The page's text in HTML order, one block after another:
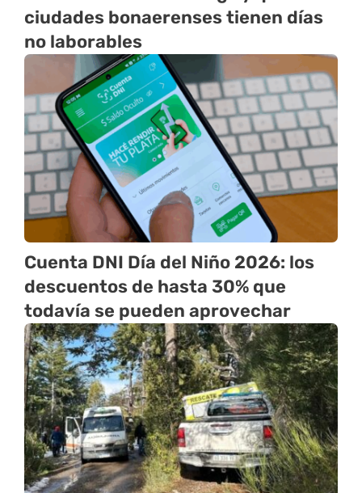
ciudades bonaerenses tienen días
no laborables
Cuenta DNI Día del Niño 2026: los
descuentos de hasta 30% que
todavía se pueden aprovechar